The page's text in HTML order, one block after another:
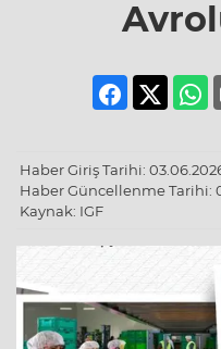
Haber Giriş Tarihi:
Haber Güncellenme Tarihi:
Kaynak: IGF